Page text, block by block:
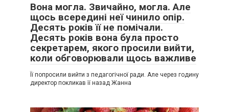
Вона могла. Звичайно, могла. Але
щось всередині неї чинило опір.
Десять років її не помічали.
Десять років вона була просто
секретарем, якого просили вийти,
коли обговорювали щось важливе
Її попросили вийти з педагогічної ради. Але через годину
директор покликав її назад Жанна